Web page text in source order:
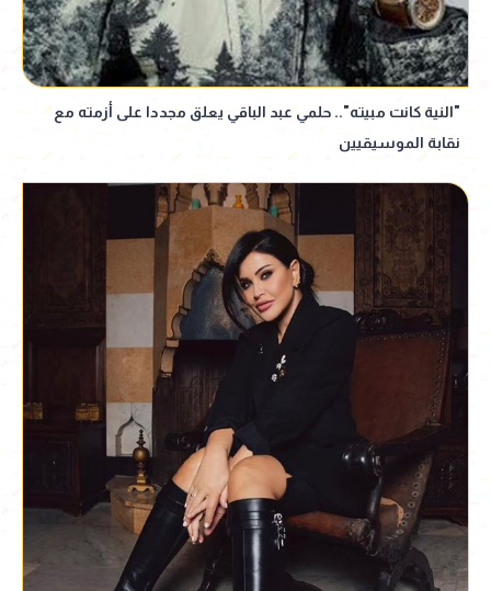
"النية كانت مبيته".. حلمي عبد الباقي يعلق مجددا على أزمته مع
نقابة الموسيقيين